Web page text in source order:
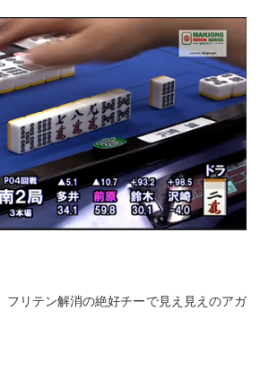
フリテン解消の絶好チーで見え見えのアガ